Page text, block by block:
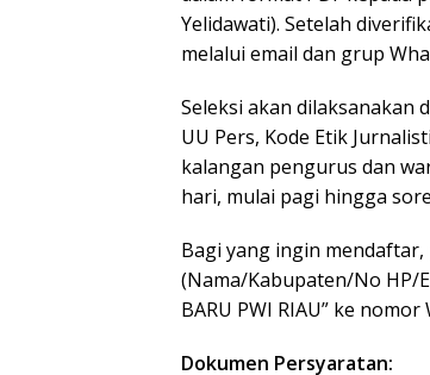
Yelidawati). Setelah
melalui email dan grup
Seleksi akan
UU Pers, Kode Etik
kalangan pengurus dan
hari, mulai pagi hingga
Bagi yang ingin mendaftar,
(Nama/Kabupaten/No HP/
BARU PWI RIAU” ke
Dokumen Persyaratan: